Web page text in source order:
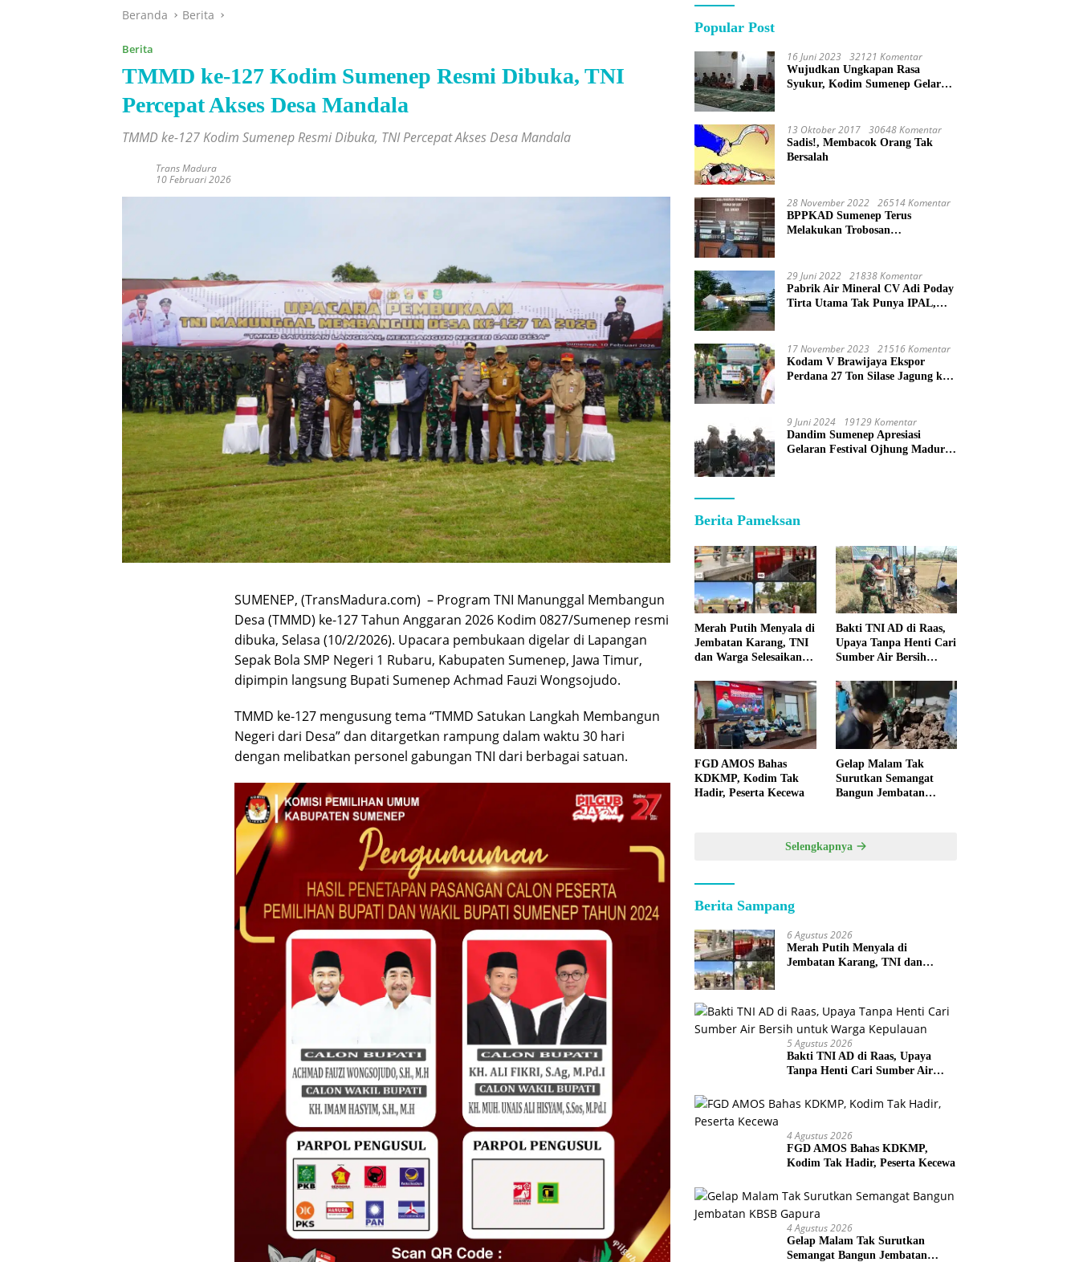
Beranda Berita
Berita
TMMD ke-127 Kodim Sumenep Resmi Dibuka, TNI
Percepat Akses Desa Mandala
TMMD ke-127 Kodim Sumenep Resmi Dibuka, TNI Percepat Akses Desa Mandala
Trans Madura
10 Februari 2026
SUMENEP, (TransMadura.com) – Program TNI Manunggal Membangun
Desa (TMMD) ke-127 Tahun Anggaran 2026 Kodim 0827/Sumenep resmi
dibuka, Selasa (10/2/2026). Upacara pembukaan digelar di Lapangan
Sepak Bola SMP Negeri 1 Rubaru, Kabupaten Sumenep, Jawa Timur,
dipimpin langsung Bupati Sumenep Achmad Fauzi Wongsojudo.
TMMD ke-127 mengusung tema “TMMD Satukan Langkah Membangun
Negeri dari Desa” dan ditargetkan rampung dalam waktu 30 hari
dengan melibatkan personel gabungan TNI dari berbagai satuan.
Popular Post
16 Juni 2023 32121 Komentar
Wujudkan Ungkapan Rasa
Syukur, Kodim Sumenep Gelar
13 Oktober 2017 30648 Komentar
Sadis!, Membacok Orang Tak
Bersalah
28 November 2022 26514 Komentar
BPPKAD Sumenep Terus
Melakukan Trobosan
29 Juni 2022 21838 Komentar
Pabrik Air Mineral CV Adi Poday
Tirta Utama Tak Punya IPAL,
17 November 2023 21516 Komentar
Kodam V Brawijaya Ekspor
Perdana 27 Ton Silase Jagung ke
9 Juni 2024 19129 Komentar
Dandim Sumenep Apresiasi
Gelaran Festival Ojhung Madura
Berita Pameksan
Merah Putih Menyala di
Jembatan Karang, TNI
dan Warga Selesaikan
Bakti TNI AD di Raas,
Upaya Tanpa Henti Cari
Sumber Air Bersih
Kepulauan
FGD AMOS Bahas
KDKMP, Kodim Tak
Hadir, Peserta Kecewa
Gelap Malam Tak
Surutkan Semangat
Bangun Jembatan
Selengkapnya
Berita Sampang
6 Agustus 2026
Merah Putih Menyala di
Jembatan Karang, TNI dan
5 Agustus 2026
Bakti TNI AD di Raas, Upaya
Tanpa Henti Cari Sumber Air
4 Agustus 2026
FGD AMOS Bahas KDKMP,
Kodim Tak Hadir, Peserta Kecewa
4 Agustus 2026
Gelap Malam Tak Surutkan
Semangat Bangun Jembatan